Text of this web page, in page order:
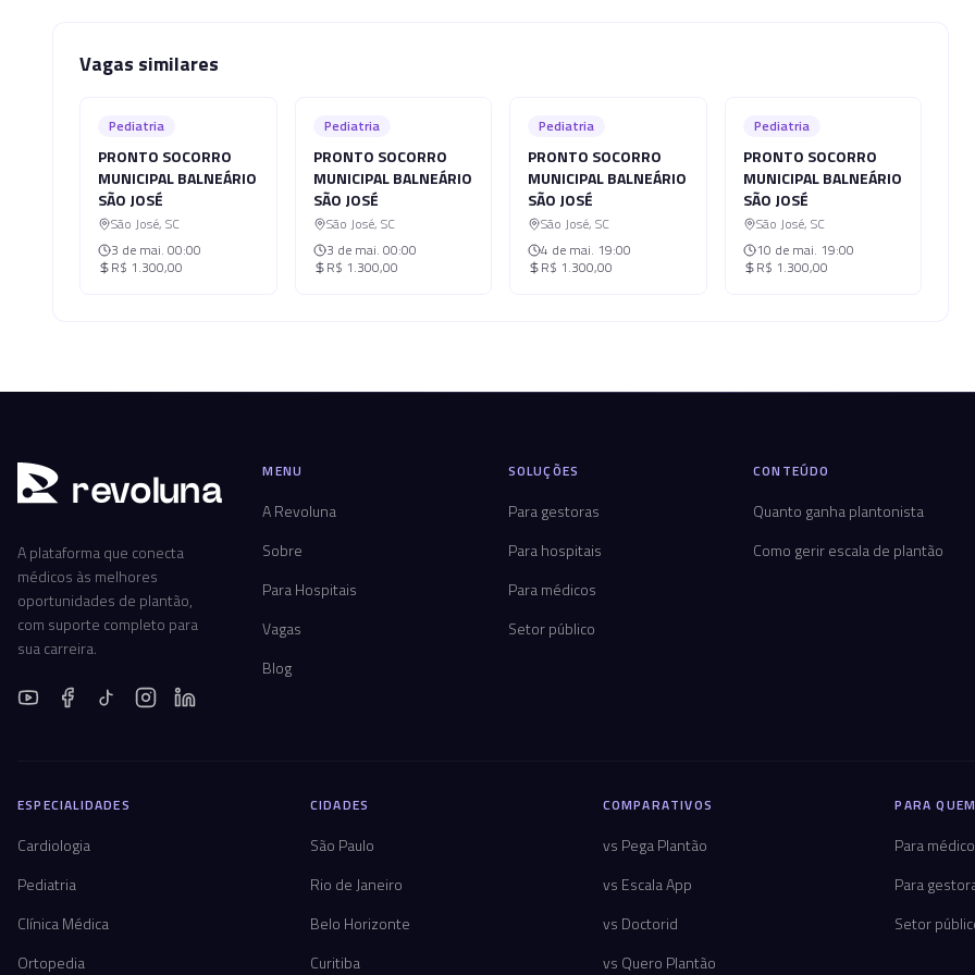
Vagas similares
Pediatria
PRONTO SOCORRO
MUNICIPAL BALNEÁRIO
SÃO JOSÉ
São José, SC
3 de mai. 00:00
R$ 1.300,00
Pediatria
PRONTO SOCORRO
MUNICIPAL BALNEÁRIO
SÃO JOSÉ
São José, SC
3 de mai. 00:00
R$ 1.300,00
Pediatria
PRONTO SOCORRO
MUNICIPAL BALNEÁRIO
SÃO JOSÉ
São José, SC
4 de mai. 19:00
R$ 1.300,00
Pediatria
PRONTO SOCORRO
MUNICIPAL BALNEÁRIO
SÃO JOSÉ
São José, SC
10 de mai. 19:00
R$ 1.300,00
revoluna
A plataforma que conecta
médicos às melhores
oportunidades de plantão,
com suporte completo para
sua carreira.
MENU
A Revoluna
Sobre
Para Hospitais
Vagas
Blog
SOLUÇÕES
Para gestoras
Para hospitais
Para médicos
Setor público
CONTEÚDO
Quanto ganha plantonista
Como gerir escala de plantão
ESPECIALIDADES
Cardiologia
Pediatria
Clínica Médica
Ortopedia
CIDADES
São Paulo
Rio de Janeiro
Belo Horizonte
Curitiba
COMPARATIVOS
vs Pega Plantão
vs Escala App
vs Doctorid
vs Quero Plantão
PARA
Para
Para
Setor